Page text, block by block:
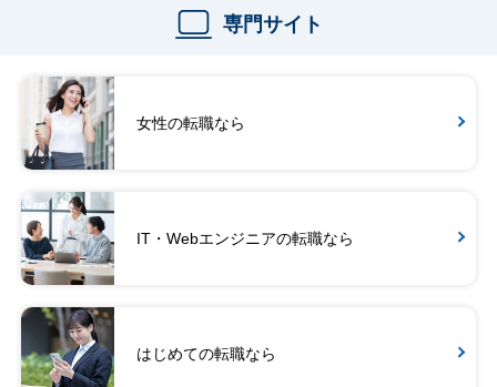
専門サイト
女性の転職なら
IT・Webエンジニアの転職なら
はじめての転職なら